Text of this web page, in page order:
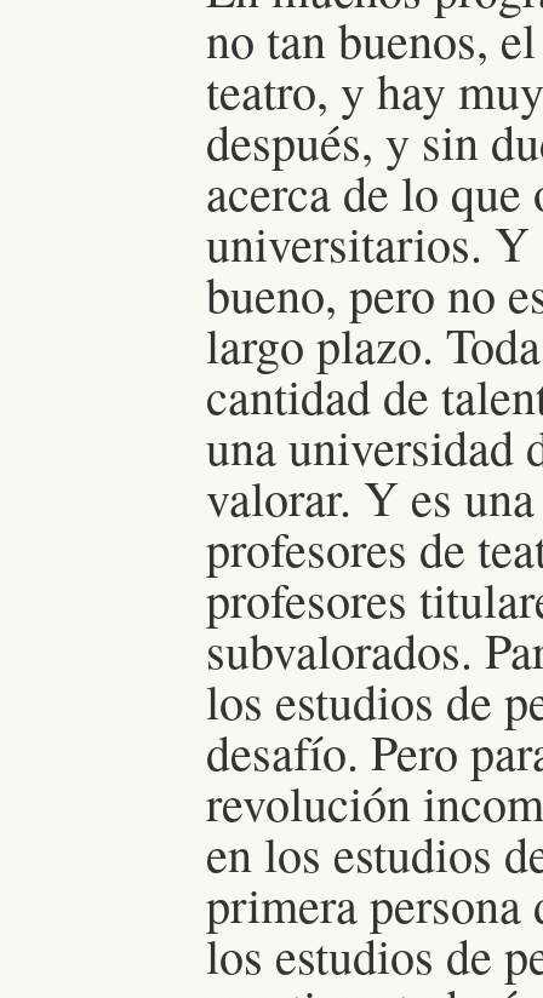
no tan buenos,
teatro, y hay
después, y sin
acerca de lo
universitarios. Y
bueno, pero no
largo plazo.
cantidad de
una universidad
valorar. Y es
profesores de
profesores
subvalorados.
los estudios de
desafío. Pero
revolución
en los estudios
primera
los estudios de